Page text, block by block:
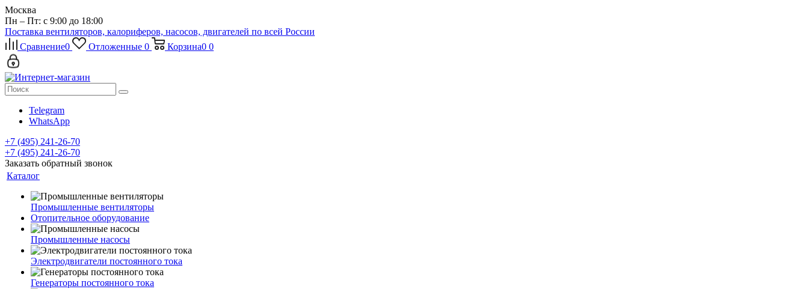
Москва
Пн – Пт: с 9:00 до 18:00
Поставка вентиляторов, калориферов, насосов, двигателей по всей России
Сравнение0 Отложенные 0 Корзина0 0
Telegram
WhatsApp
+7 (495) 241-26-70
+7 (495) 241-26-70
Заказать обратный звонок
Каталог
Промышленные вентиляторы
Отопительное оборудование
Промышленные насосы
Электродвигатели постоянного тока
Генераторы постоянного тока